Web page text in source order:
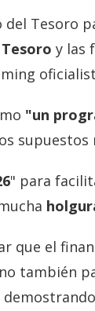
del Tesoro
y las
"un
supuestos
" para
que el
también